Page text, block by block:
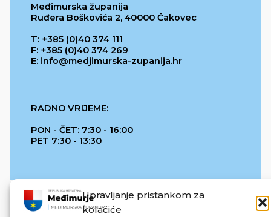
Upravljanje pristankom za
kolačiće
Međimurska županija
Ruđera Boškovića 2, 40000 Čakovec
T: +385 (0)40 374 111
F: +385 (0)40 374 269
E: info@medjimurska-zupanija.hr
RADNO VRIJEME:
PON - ČET: 7:30 - 16:00
PET 7:30 - 13:30